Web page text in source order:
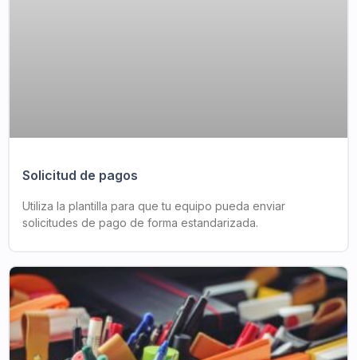
Solicitud de pagos
Utiliza la plantilla para que tu equipo pueda enviar
solicitudes de pago de forma estandarizada.